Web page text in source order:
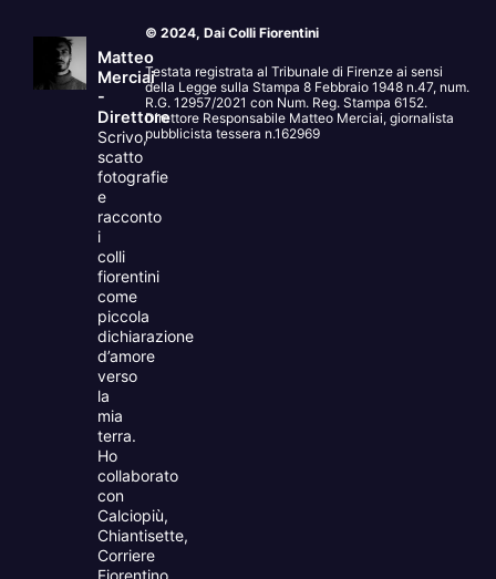
Matteo
Merciai
-
Direttore
Scrivo,
scatto
fotografie
e
racconto
i
colli
fiorentini
come
piccola
dichiarazione
d’amore
verso
la
mia
terra.
Ho
collaborato
con
Calciopiù,
Chiantisette,
Corriere
Fiorentino
© 2024, Dai Colli Fiorentini
Testata registrata al Tribunale di Firenze ai sensi
della Legge sulla Stampa 8 Febbraio 1948 n.47, num.
R.G. 12957/2021 con Num. Reg. Stampa 6152.
Direttore Responsabile Matteo Merciai, giornalista
pubblicista tessera n.162969